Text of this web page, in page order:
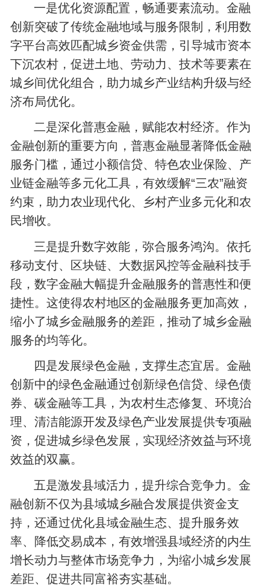
一是优化资源配置，畅通要素流动。金融
创新突破了传统金融地域与服务限制，利用数
字平台高效匹配城乡资金供需，引导城市资本
下沉农村，促进土地、劳动力、技术等要素在
城乡间优化组合，助力城乡产业结构升级与经
济布局优化。
二是深化普惠金融，赋能农村经济。作为
金融创新的重要方向，普惠金融显著降低金融
服务门槛，通过小额信贷、特色农业保险、产
业链金融等多元化工具，有效缓解“三农”融资
约束，助力农业现代化、乡村产业多元化和农
民增收。
三是提升数字效能，弥合服务鸿沟。依托
移动支付、区块链、大数据风控等金融科技手
段，数字金融大幅提升金融服务的普惠性和便
捷性。这使得农村地区的金融服务更加高效，
缩小了城乡金融服务的差距，推动了城乡金融
服务的均等化。
四是发展绿色金融，支撑生态宜居。金融
创新中的绿色金融通过创新绿色信贷、绿色债
券、碳金融等工具，为农村生态修复、环境治
理、清洁能源开发及绿色产业发展提供专项融
资，促进城乡绿色发展，实现经济效益与环境
效益的双赢。
五是激发县域活力，提升综合竞争力。金
融创新不仅为县域城乡融合发展提供资金支
持，还通过优化县域金融生态、提升服务效
率、降低交易成本，有效增强县域经济的内生
增长动力与整体市场竞争力，为缩小城乡发展
差距、促进共同富裕夯实基础。